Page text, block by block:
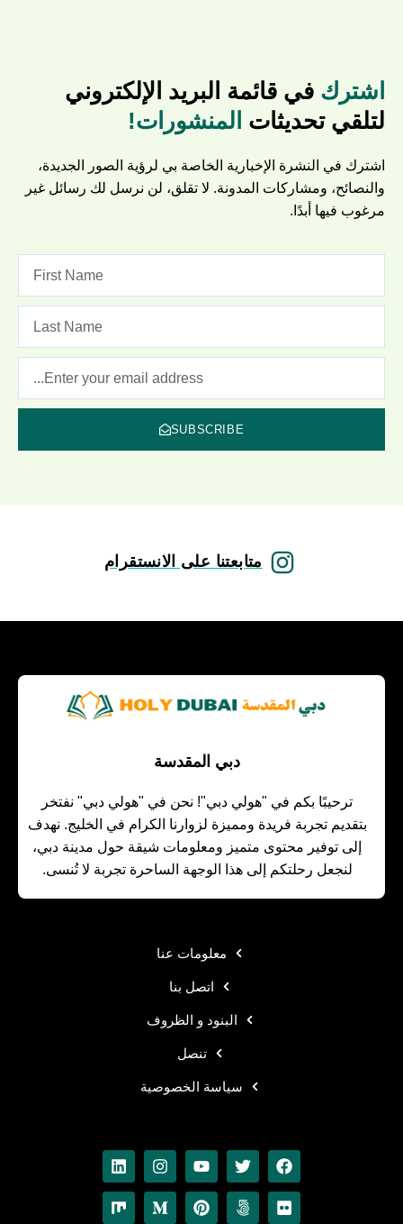
اشترك في قائمة البريد الإلكتروني
لتلقي تحديثات المنشورات!
اشترك في النشرة الإخبارية الخاصة بي لرؤية الصور الجديدة،
والنصائح، ومشاركات المدونة. لا تقلق، لن نرسل لك رسائل غير
مرغوب فيها أبدًا.
SUBSCRIBE
متابعتنا على الانستقرام
دبي المقدسة
ترحيبًا بكم في "هولي دبي"! نحن في "هولي دبي" نفتخر
بتقديم تجربة فريدة ومميزة لزوارنا الكرام في الخليج. نهدف
إلى توفير محتوى متميز ومعلومات شيقة حول مدينة دبي،
لنجعل رحلتكم إلى هذا الوجهة الساحرة تجربة لا تُنسى.
معلومات عنا
اتصل بنا
البنود و الظروف
تنصل
سياسة الخصوصية